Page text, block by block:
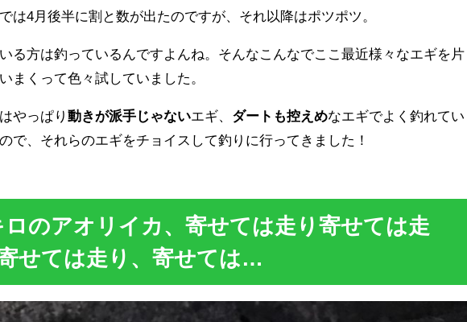
は4月後半に割と数が出たのですが、それ以降はポツポツ。
る方は釣っているんですよんね。そんなこんなでここ最近様々なエギを片
まくって色々試していました。
やっぱり動きが派手じゃないエギ、 ダートも控えめなエギでよく釣れてい
で、それらのエギをチョイスして釣りに行ってきました！
ロのアオリイカ、寄せては走り寄せては走
せては走り、寄せては…